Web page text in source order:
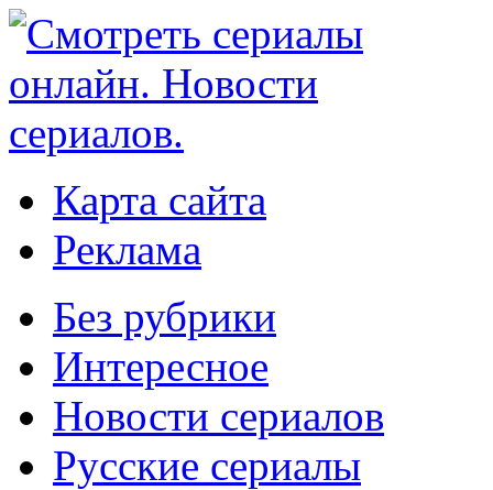
Карта сайта
Реклама
Без рубрики
Интересное
Новости сериалов
Русские сериалы